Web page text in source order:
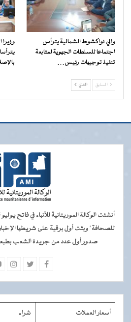
والي نواكشوط الشمالية يترأس
اجتماعا للسلطات الجهوية لمتابعة
تنفيذ توجيهات رئيس…
السابق التالي
للصحافة" وبثت أول برقية على شريطها
صدور أول عدد من جريدة الشعب
أسعار العملات شراء